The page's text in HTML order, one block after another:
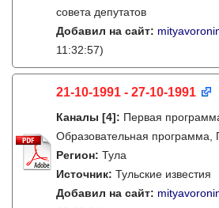
совета депутатов
Добавил на сайт:
11:32:57)
21-10-1991 - 27-10-1991
Каналы [4]: Первая
Образовательная программа,
Регион: Тула
Источник: Тульские известия
Добавил на сайт: